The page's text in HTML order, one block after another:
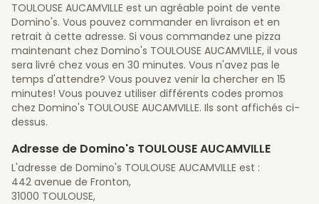
TOULOUSE AUCAMVILLE est un agréable point de vente
Domino's. Vous pouvez commander en livraison et en
retrait à cette adresse. Si vous commandez une pizza
maintenant chez Domino's TOULOUSE AUCAMVILLE, il vous
sera livré chez vous en 30 minutes. Vous n'avez pas le
temps d'attendre? Vous pouvez venir la chercher en 15
minutes! Vous pouvez utiliser différents codes promos
chez Domino's TOULOUSE AUCAMVILLE. Ils sont affichés ci-
dessus.
Adresse de Domino's TOULOUSE AUCAMVILLE
L'adresse de Domino's TOULOUSE AUCAMVILLE est :
442 avenue de Fronton,
31000 TOULOUSE,